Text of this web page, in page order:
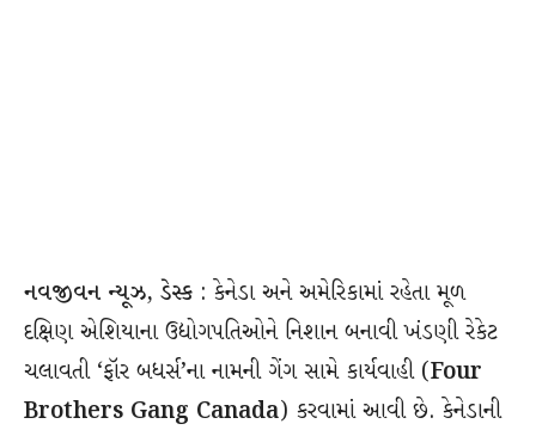
નવજીવન ન્યૂઝ, ડેસ્ક : કેનેડા અને અમેરિકામાં રહેતા મૂળ
દક્ષિણ એશિયાના ઉદ્યોગપતિઓને નિશાન બનાવી ખંડણી રેકેટ
ચલાવતી ‘ફૉર બધર્સ’ના નામની ગેંગ સામે કાર્યવાહી (Four
Brothers Gang Canada) કરવામાં આવી છે. કેનેડાની